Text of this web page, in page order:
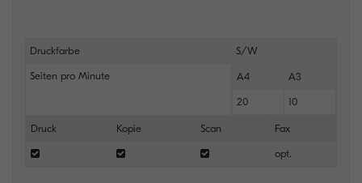
Druckfarbe S/W
Seiten pro Minute A4 A3
20 10
Druck Kopie Scan Fax
opt.